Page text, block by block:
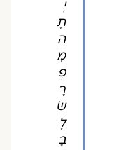
תָ
ה
מִ
פְ
רָ
שׂ
לָ
בָ